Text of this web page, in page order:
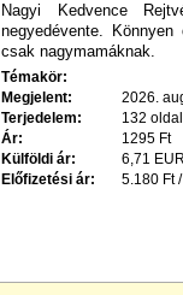
Nagyi Kedvence
negyedévente.
csak nagymamáknak.
Témakör:
Megjelent:
2026.
Terjedelem:
132
Ár:
1295 Ft
Külföldi ár:
6,71
Előfizetési ár:
5.180 Ft